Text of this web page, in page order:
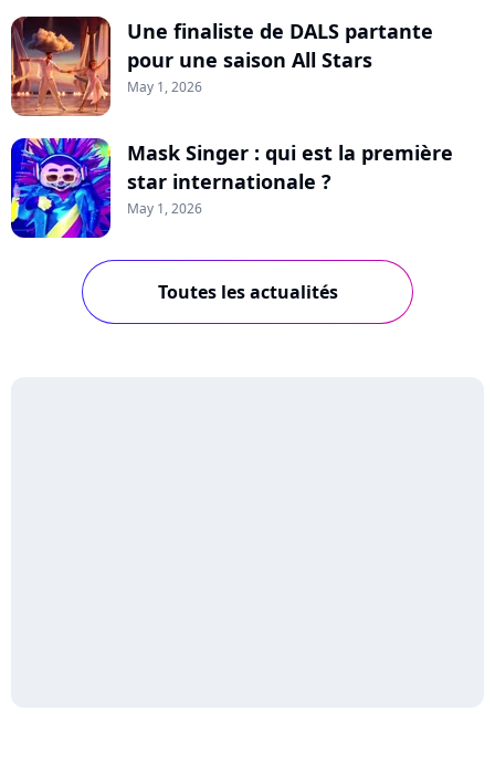
Une finaliste de DALS partante
pour une saison All Stars
May 1, 2026
Mask Singer : qui est la première
star internationale ?
May 1, 2026
Toutes les actualités